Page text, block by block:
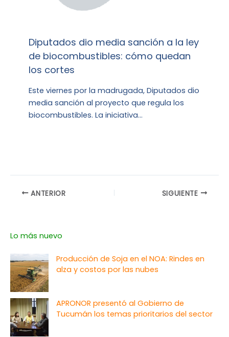
Diputados dio media sanción a la ley
de biocombustibles: cómo quedan
los cortes
Este viernes por la madrugada, Diputados dio
media sanción al proyecto que regula los
biocombustibles. La iniciativa…
ANTERIOR SIGUIENTE
Lo más nuevo
Producción de Soja en el NOA: Rindes en
alza y costos por las nubes
APRONOR presentó al Gobierno de
Tucumán los temas prioritarios del sector